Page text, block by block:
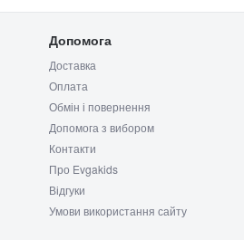
Допомога
Доставка
Оплата
Обмін і повернення
Допомога з вибором
Контакти
Про Evgakids
Відгуки
Умови використання сайту